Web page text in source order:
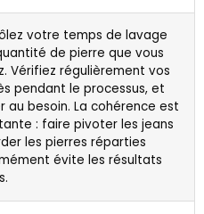
votre temps de lavage
de pierre que vous
Vérifiez régulièrement vos
pendant le processus, et
au besoin. La cohérence est
: faire pivoter les jeans
les pierres réparties
évite les résultats